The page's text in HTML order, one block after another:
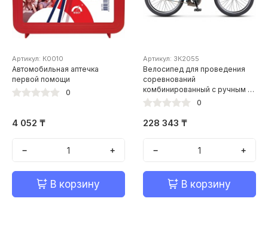
Артикул: К0010
Автомобильная аптечка
первой помощи
0
4 052 ₸
− +
В корзину
Артикул: ЗК2055
Велосипед для проведения
соревнований
комбинированный с ручным и
ножным тормозом
0
228 343 ₸
− +
В корзину